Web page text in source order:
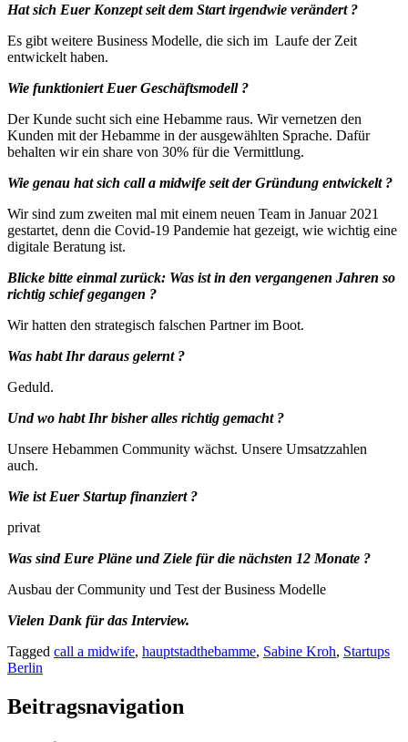
Hat sich Euer Konzept seit dem Start irgendwie verändert ?
Es gibt weitere Business Modelle, die sich im Laufe der Zeit
entwickelt haben.
Wie funktioniert Euer Geschäftsmodell ?
Der Kunde sucht sich eine Hebamme raus. Wir vernetzen den
Kunden mit der Hebamme in der ausgewählten Sprache. Dafür
behalten wir ein share von 30% für die Vermittlung.
Wie genau hat sich call a midwife seit der Gründung entwickelt ?
Wir sind zum zweiten mal mit einem neuen Team in Januar 2021
gestartet, denn die Covid-19 Pandemie hat gezeigt, wie wichtig eine
digitale Beratung ist.
Blicke bitte einmal zurück: Was ist in den vergangenen Jahren so
richtig schief gegangen ?
Wir hatten den strategisch falschen Partner im Boot.
Was habt Ihr daraus gelernt ?
Geduld.
Und wo habt Ihr bisher alles richtig gemacht ?
Unsere Hebammen Community wächst. Unsere Umsatzzahlen
auch.
Wie ist Euer Startup finanziert ?
privat
Was sind Eure Pläne und Ziele für die nächsten 12 Monate ?
Ausbau der Community und Test der Business Modelle
Vielen Dank für das Interview.
Tagged call a midwife, hauptstadthebamme, Sabine Kroh, Startups
Berlin
Beitragsnavigation